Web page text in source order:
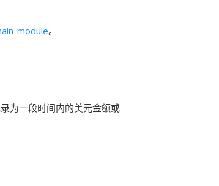
module。
为一段时间内的美元金额或